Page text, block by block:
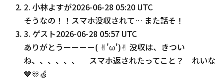
2. 小林よすが2026-06-28 05:20 UTC
そうなの！！スマホ没収されて… また話そ！
3. ゲスト2026-06-28 05:57 UTC
ありがとうーーーー( ✌︎'ω')✌︎ 没収は、きつい
ね、、、、、、 スマホ返されたってこと？ れいな
💙🫶🍏